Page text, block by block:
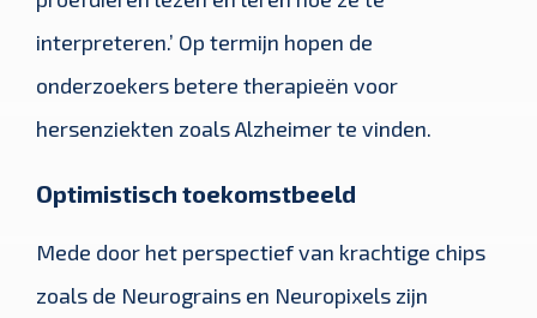
interpreteren.’ Op termijn hopen de
onderzoekers betere therapieën voor
hersenziekten zoals Alzheimer te vinden.
Optimistisch toekomstbeeld
Mede door het perspectief van krachtige chips
zoals de Neurograins en Neuropixels zijn